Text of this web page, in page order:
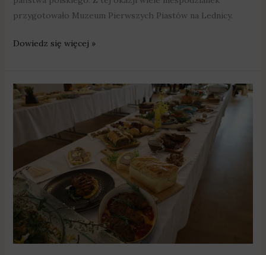
przygotowało Muzeum Pierwszych Piastów na Lednicy.
Dowiedz się więcej »
Gdzie
najlepsze
świąteczne
wypieki
i
potrawy
mięsne?